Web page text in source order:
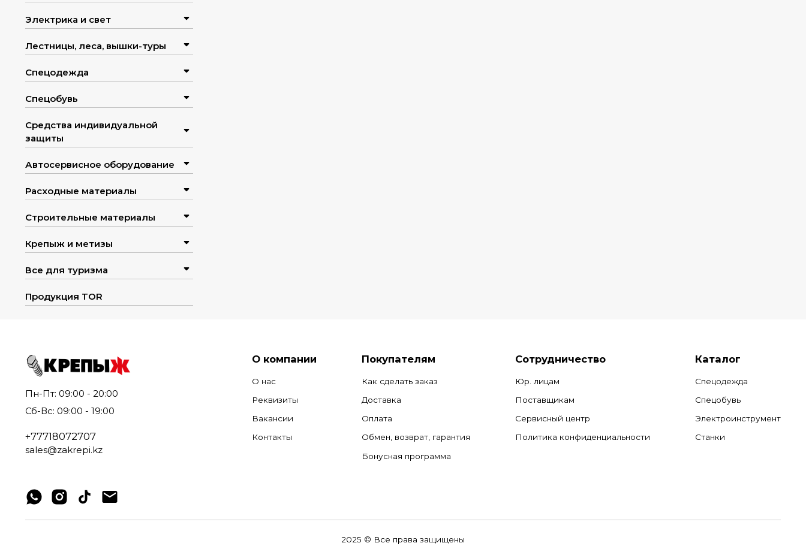
Электрика и свет
Лестницы, леса, вышки-туры
Спецодежда
Спецобувь
Средства индивидуальной
защиты
Автосервисное оборудование
Расходные материалы
Строительные материалы
Крепыж и метизы
Все для туризма
Продукция TOR
Пн-Пт: 09:00 - 20:00
Сб-Вс: 09:00 - 19:00
+77718072707
sales@zakrepi.kz
О компании
О нас
Реквизиты
Вакансии
Контакты
Покупателям
Как сделать заказ
Доставка
Оплата
Обмен, возврат, гарантия
Бонусная программа
Сотрудничество
Юр. лицам
Поставщикам
Сервисный центр
Политика конфиденциальности
Каталог
Спецодежда
Спецобувь
Электроинструмент
Станки
2025 © Все права защищены